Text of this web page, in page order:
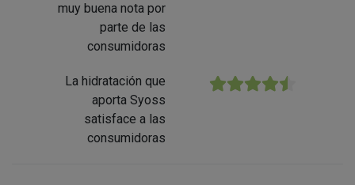
muy buena nota por
parte de las
consumidoras
La hidratación que
aporta Syoss
satisface a las
consumidoras
★★★★★